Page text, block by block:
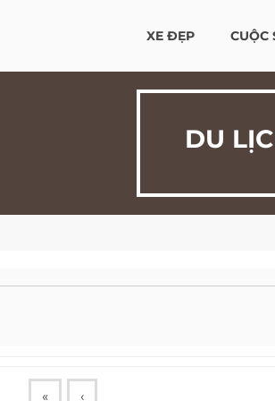
XE ĐẸP CUỘC
DU
« ‹